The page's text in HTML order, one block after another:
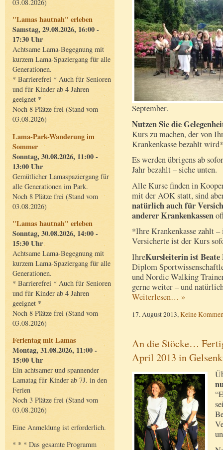
03.08.2026)
"Lamas hautnah" erleben
Samstag, 29.08.2026, 16:00 -
17:30 Uhr
Achtsame Lama-Begegnung mit
kurzem Lama-Spaziergang für alle
Generationen.
* Barrierefrei * Auch für Senioren
und für Kinder ab 4 Jahren
geeignet *
Noch 8 Plätze frei (Stand vom
03.08.2026)
Lama-Park-Wanderung im
Sommer
Sonntag, 30.08.2026, 11:00 -
13:00 Uhr
Gemütlicher Lamaspaziergang für
alle Generationen im Park.
Noch 8 Plätze frei (Stand vom
03.08.2026)
"Lamas hautnah" erleben
Sonntag, 30.08.2026, 14:00 -
15:30 Uhr
Achtsame Lama-Begegnung mit
kurzem Lama-Spaziergang für alle
Generationen.
* Barrierefrei * Auch für Senioren
und für Kinder ab 4 Jahren
geeignet *
Noch 8 Plätze frei (Stand vom
03.08.2026)
Ferientag mit Lamas
Montag, 31.08.2026, 11:00 -
15:00 Uhr
Ein achtsamer und spannender
Lamatag für Kinder ab 7J. in den
Ferien
Noch 3 Plätze frei (Stand vom
03.08.2026)
Eine Anmeldung ist erforderlich.
* * * Das gesamte Programm
September.
Nutzen Sie die Gelegenhei
Kurs zu machen, der von
Krankenkasse bezahlt
Es werden übrigens ab
Jahr bezahlt – siehe unten.
Alle Kurse finden in
mit der AOK statt, sind
natürlich auch für
anderer Krankenkassen
*Ihre Krankenkasse zahlt
Versicherte ist der Kurs
IhreKursleiterin ist Beate
Diplom
und Nordic Walking
gerne weiter – und
Weiterlesen… »
17. August 2013,Keine
An die Stöcke…
April 2013 in